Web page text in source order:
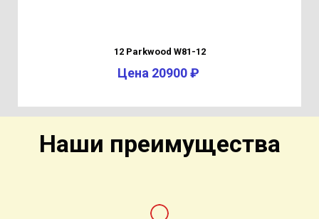
12 Parkwood W81-12
Цена 20900 ₽
Наши преимущества